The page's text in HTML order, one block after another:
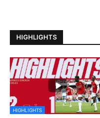
HIGHLIGHTS
HIGHLIGHTS